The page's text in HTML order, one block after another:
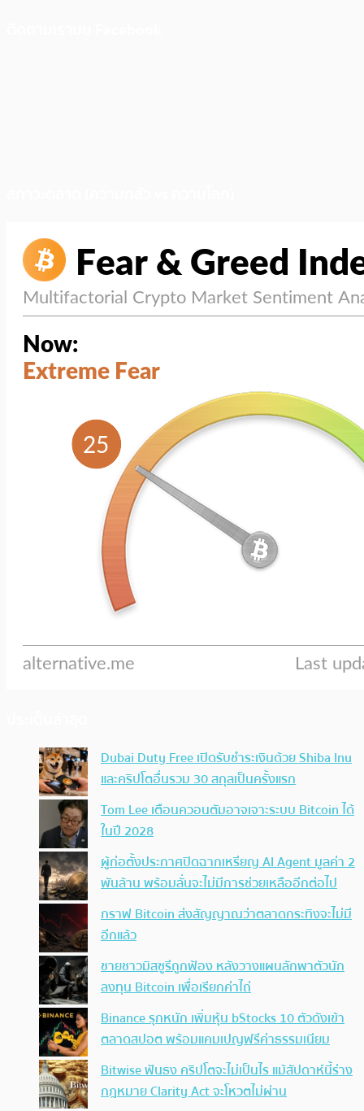
Dubai Duty Free เปิดรับชำระเงินด้วย Shiba Inu
และคริปโตอื่นรวม 30 สกุลเป็นครั้งแรก
Tom Lee เตือนควอนตัมอาจเจาะระบบ Bitcoin ได้
ในปี 2028
ผู้ก่อตั้งประกาศปิดฉากเหรียญ AI Agent มูลค่า 2
พันล้าน พร้อมลั่นจะไม่มีการช่วยเหลืออีกต่อไป
กราฟ Bitcoin ส่งสัญญาณว่าตลาดกระทิงจะไม่มี
อีกแล้ว
ชายชาวมิสซูรีถูกฟ้อง หลังวางแผนลักพาตัวนัก
ลงทุน Bitcoin เพื่อเรียกค่าไถ่
Binance รุกหนัก เพิ่มหุ้น bStocks 10 ตัวดังเข้า
ตลาดสปอต พร้อมแคมเปญฟรีค่าธรรมเนียม
Bitwise ฟันธง คริปโตจะไม่เป็นไร แม้สัปดาห์นี้ร่าง
กฎหมาย Clarity Act จะโหวตไม่ผ่าน